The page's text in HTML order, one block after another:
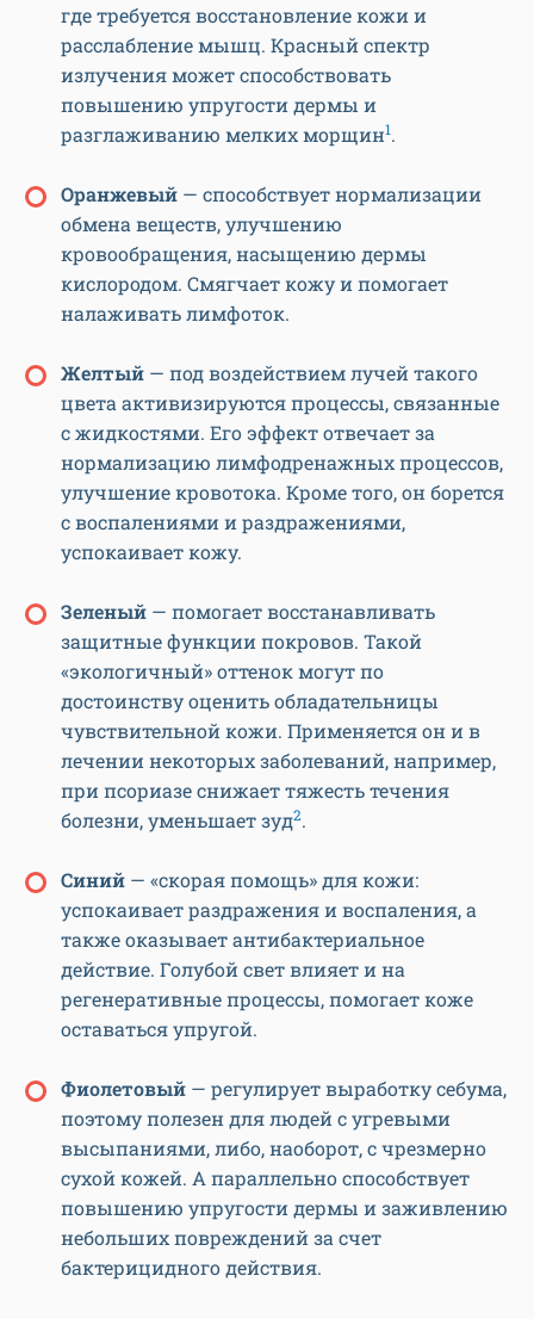
где требуется восстановление кожи и
расслабление мышц. Красный спектр
излучения может способствовать
повышению упругости дермы и
разглаживанию мелких морщин1.
Оранжевый — способствует нормализации
обмена веществ, улучшению
кровообращения, насыщению дермы
кислородом. Смягчает кожу и помогает
налаживать лимфоток.
Желтый — под воздействием лучей такого
цвета активизируются процессы, связанные
с жидкостями. Его эффект отвечает за
нормализацию лимфодренажных процессов,
улучшение кровотока. Кроме того, он борется
с воспалениями и раздражениями,
успокаивает кожу.
Зеленый — помогает восстанавливать
защитные функции покровов. Такой
«экологичный» оттенок могут по
достоинству оценить обладательницы
чувствительной кожи. Применяется он и в
лечении некоторых заболеваний, например,
при псориазе снижает тяжесть течения
болезни, уменьшает зуд2.
Синий — «скорая помощь» для кожи:
успокаивает раздражения и воспаления, а
также оказывает антибактериальное
действие. Голубой свет влияет и на
регенеративные процессы, помогает коже
оставаться упругой.
Фиолетовый — регулирует выработку себума,
поэтому полезен для людей с угревыми
высыпаниями, либо, наоборот, с чрезмерно
сухой кожей. А параллельно способствует
повышению упругости дермы и заживлению
небольших повреждений за счет
бактерицидного действия.